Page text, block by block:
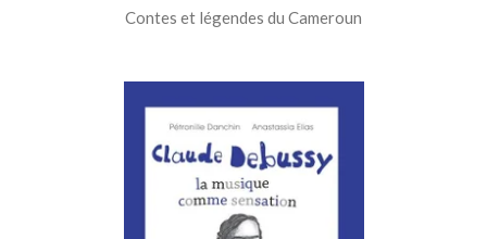
Contes et légendes du Cameroun